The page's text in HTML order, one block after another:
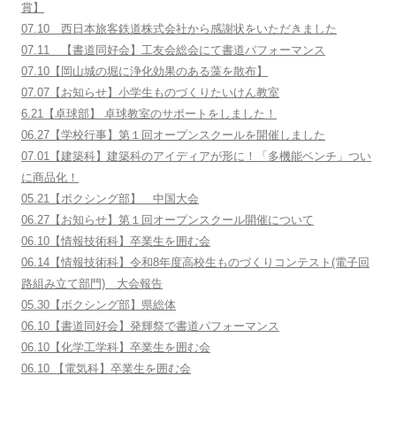
賞】
07.10 西日本旅客鉄道株式会社から感謝状をいただきました
07.11 【書道同好会】工友会総会にて書道パフォーマンス
07.10【岡山城の堀に浄化効果のある藻を散布】
07.07【お知らせ】小学生ものづくりたいけん教室
6.21【卓球部】 卓球教室のサポートをしました！
06.27【学校行事】第１回オープンスクールを開催しました
07.01【建築科】建築科のアイディアが形に！「多機能ベンチ」つい
に商品化！
05.21【ボクシング部】 中国大会
06.27【お知らせ】第１回オープンスクール開催について
06.10【情報技術科】卒業生を囲む会
06.14【情報技術科】令和8年度高校生ものづくりコンテスト(電子回
路組み立て部門) 大会報告
05.30【ボクシング部】県総体
06.10【書道同好会】発輝祭で書道パフォーマンス
06.10【化学工学科】卒業生を囲む会
06.10 【電気科】卒業生を囲む会